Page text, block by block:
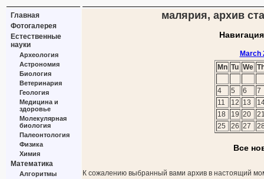
Главная
Фотогалерея
Естественные
науки
Археология
Астрономия
Биология
Ветеринария
Геология
Медицина и
здоровье
Молекулярная
биология
Палеонтология
Физика
Химия
Математика
Алгоритмы
малярия, архив
March
Mn Tu We
4 5 6
7
11
12 13
18
19 20
25
26 27
Все
К сожалению выбранный вами архив в настоящий